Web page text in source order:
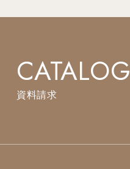
CATALOG
資料請求